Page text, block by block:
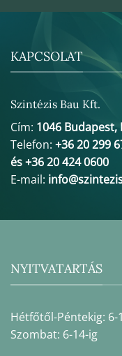
KAPCSOLAT
Szintézis Bau Kft.
Cím: 1046 Budapest,
Telefon: +36 20 299
és +36 20 424 0600
E-mail:
NYITVATARTÁS
Hétfőtől-Péntekig: 6-
Szombat: 6-14-ig